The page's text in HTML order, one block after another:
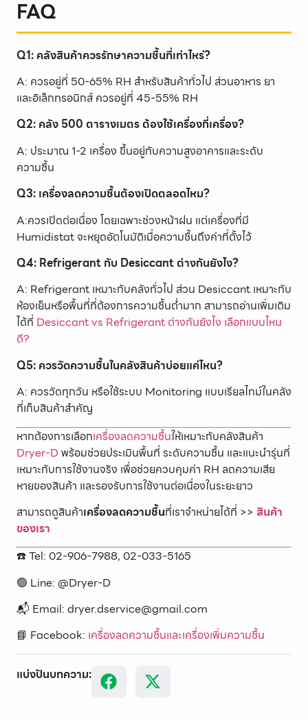
FAQ
Q1: คลังสินค้าควรรักษาความชื้นที่เท่าไหร่?
A: ควรอยู่ที่ 50-65% RH สำหรับสินค้าทั่วไป ส่วนอาหาร ยา
และอิเล็กทรอนิกส์ ควรอยู่ที่ 45-55% RH
Q2: คลัง 500 ตารางเมตร ต้องใช้เครื่องกี่เครื่อง?
A: ประมาณ 1-2 เครื่อง ขึ้นอยู่กับความสูงอาคารและระดับ
ความชื้น
Q3: เครื่องลดความชื้นต้องเปิดตลอดไหม?
A:ควรเปิดต่อเนื่อง โดยเฉพาะช่วงหน้าฝน แต่เครื่องที่มี
Humidistat จะหยุดอัตโนมัติเมื่อความชื้นถึงค่าที่ตั้งไว้
Q4: Refrigerant กับ Desiccant ต่างกันยังไง?
A: Refrigerant เหมาะกับคลังทั่วไป ส่วน Desiccant เหมาะกับ
ห้องเย็นหรือพื้นที่ที่ต้องการความชื้นต่ำมาก สามารถอ่านเพิ่มเติม
ได้ที่ Desiccant vs Refrigerant ต่างกันยังไง เลือกแบบไหน
ดี?
Q5: ควรวัดความชื้นในคลังสินค้าบ่อยแค่ไหน?
A: ควรวัดทุกวัน หรือใช้ระบบ Monitoring แบบเรียลไทม์ในคลัง
ที่เก็บสินค้าสำคัญ
หากต้องการเลือกเครื่องลดความชื้นให้เหมาะกับคลังสินค้า
Dryer-D พร้อมช่วยประเมินพื้นที่ ระดับความชื้น และแนะนำรุ่นที่
เหมาะกับการใช้งานจริง เพื่อช่วยควบคุมค่า RH ลดความเสีย
หายของสินค้า และรองรับการใช้งานต่อเนื่องในระยะยาว
สามารถดูสินค้าเครื่องลดความชื้นที่เราจำหน่ายได้ที่ >> สินค้า
ของเรา
☎️ Tel: 02-906-7988, 02-033-5165
🟢 Line: @Dryer-D
📬 Email: dryer.dservice@gmail.com
📘 Facebook: เครื่องลดความชื้นและเครื่องเพิ่มความชื้น
แบ่งปันบทความ: